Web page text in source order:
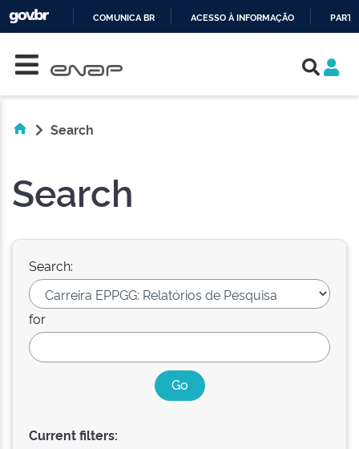
COMUNICA BR ACESSO À INFORMAÇÃO
Search
Search
Search:
for
Current filters: